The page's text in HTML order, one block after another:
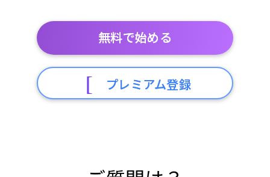
無料で始める
プレミアム登録